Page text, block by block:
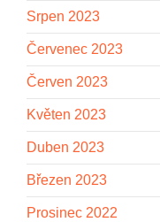
Srpen 2023
Červenec 2023
Červen 2023
Květen 2023
Duben 2023
Březen 2023
Prosinec 2022